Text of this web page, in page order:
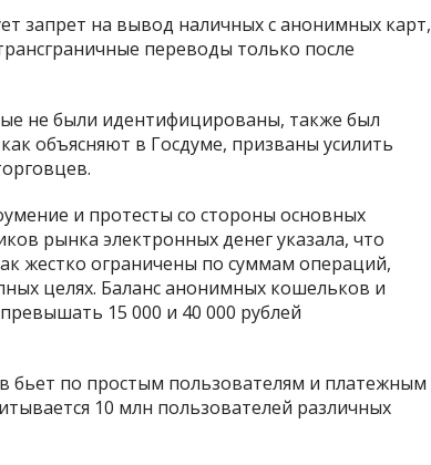
запрет на вывод наличных с анонимных карт,
переводы только после
не были идентифицированы, также был
объясняют в Госдуме, призваны усилить
и протесты со стороны основных
рынка электронных денег указала, что
жестко ограничены по суммам операций,
целях. Баланс анонимных кошельков и
15 000 и 40 000 рублей
бьет по простым пользователям и платежным
10 млн пользователей различных